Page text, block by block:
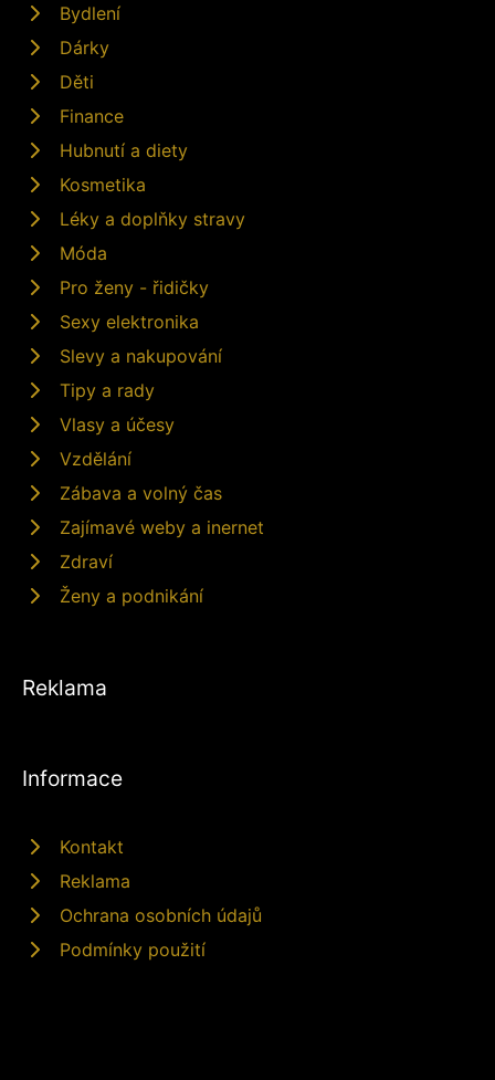
Bydlení
Dárky
Děti
Finance
Hubnutí a diety
Kosmetika
Léky a doplňky stravy
Móda
Pro ženy - řidičky
Sexy elektronika
Slevy a nakupování
Tipy a rady
Vlasy a účesy
Vzdělání
Zábava a volný čas
Zajímavé weby a inernet
Zdraví
Ženy a podnikání
Reklama
Informace
Kontakt
Reklama
Ochrana osobních údajů
Podmínky použití